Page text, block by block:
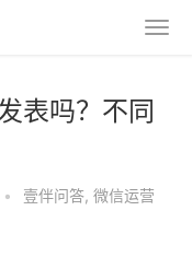
表吗？不同
• 壹伴问答, 微信运营